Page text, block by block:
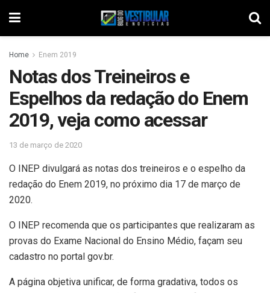
Home Enem 2019
Notas dos Treineiros e
Espelhos da redação do Enem
2019, veja como acessar
13 de março de 2020
O INEP divulgará as notas dos treineiros e o espelho da
redação do Enem 2019, no próximo dia 17 de março de
2020.
O INEP recomenda que os participantes que realizaram as
provas do Exame Nacional do Ensino Médio, façam seu
cadastro no portal gov.br.
A página objetiva unificar, de forma gradativa, todos os